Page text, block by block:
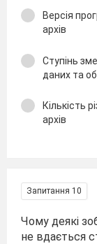
Версія
архів
Ступінь
даних та
Кількість
архів
Запитання 10
Чому деякі
не вдається